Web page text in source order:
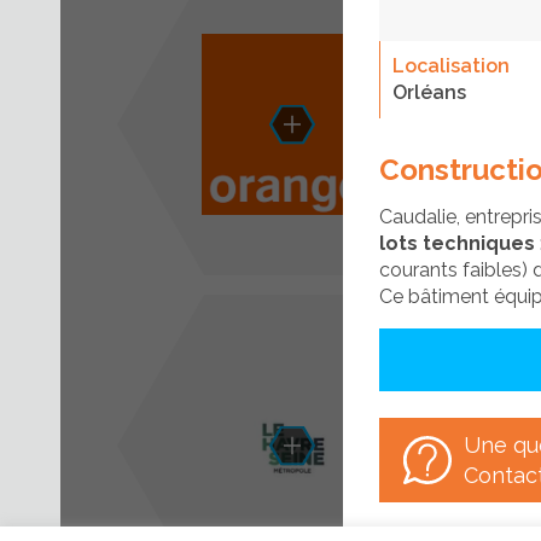
Localisation
Orléans
Caudalie,
lots techniques
courants faibles)
Ce bâtiment
Une